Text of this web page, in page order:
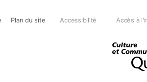
Plan du site Accessibilité Accès à